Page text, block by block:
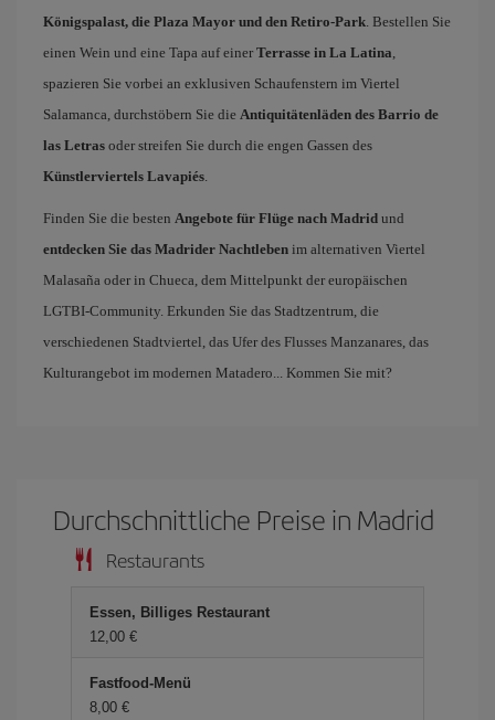
Königspalast, die Plaza Mayor und den Retiro-Park. Bestellen Sie
einen Wein und eine Tapa auf einer Terrasse in La Latina,
spazieren Sie vorbei an exklusiven Schaufenstern im Viertel
Salamanca, durchstöbern Sie die Antiquitätenläden des Barrio de
las Letras oder streifen Sie durch die engen Gassen des
Künstlerviertels Lavapiés.
Finden Sie die besten Angebote für Flüge nach Madrid und
entdecken Sie das Madrider Nachtleben im alternativen Viertel
Malasaña oder in Chueca, dem Mittelpunkt der europäischen
LGTBI-Community. Erkunden Sie das Stadtzentrum, die
verschiedenen Stadtviertel, das Ufer des Flusses Manzanares, das
Kulturangebot im modernen Matadero... Kommen Sie mit?
Durchschnittliche Preise in Madrid
Restaurants
Essen, Billiges Restaurant
12,00 €
Fastfood-Menü
8,00 €